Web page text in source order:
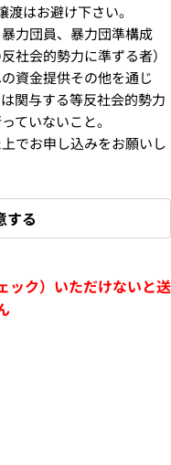
はお避け下さい。
力団員、暴力団準構成
社会的勢力に準ずる者）
資金提供その他を通じ
関与する等反社会的勢力
ていないこと。
でお申し込みをお願いし
する
ック）いただけないと送